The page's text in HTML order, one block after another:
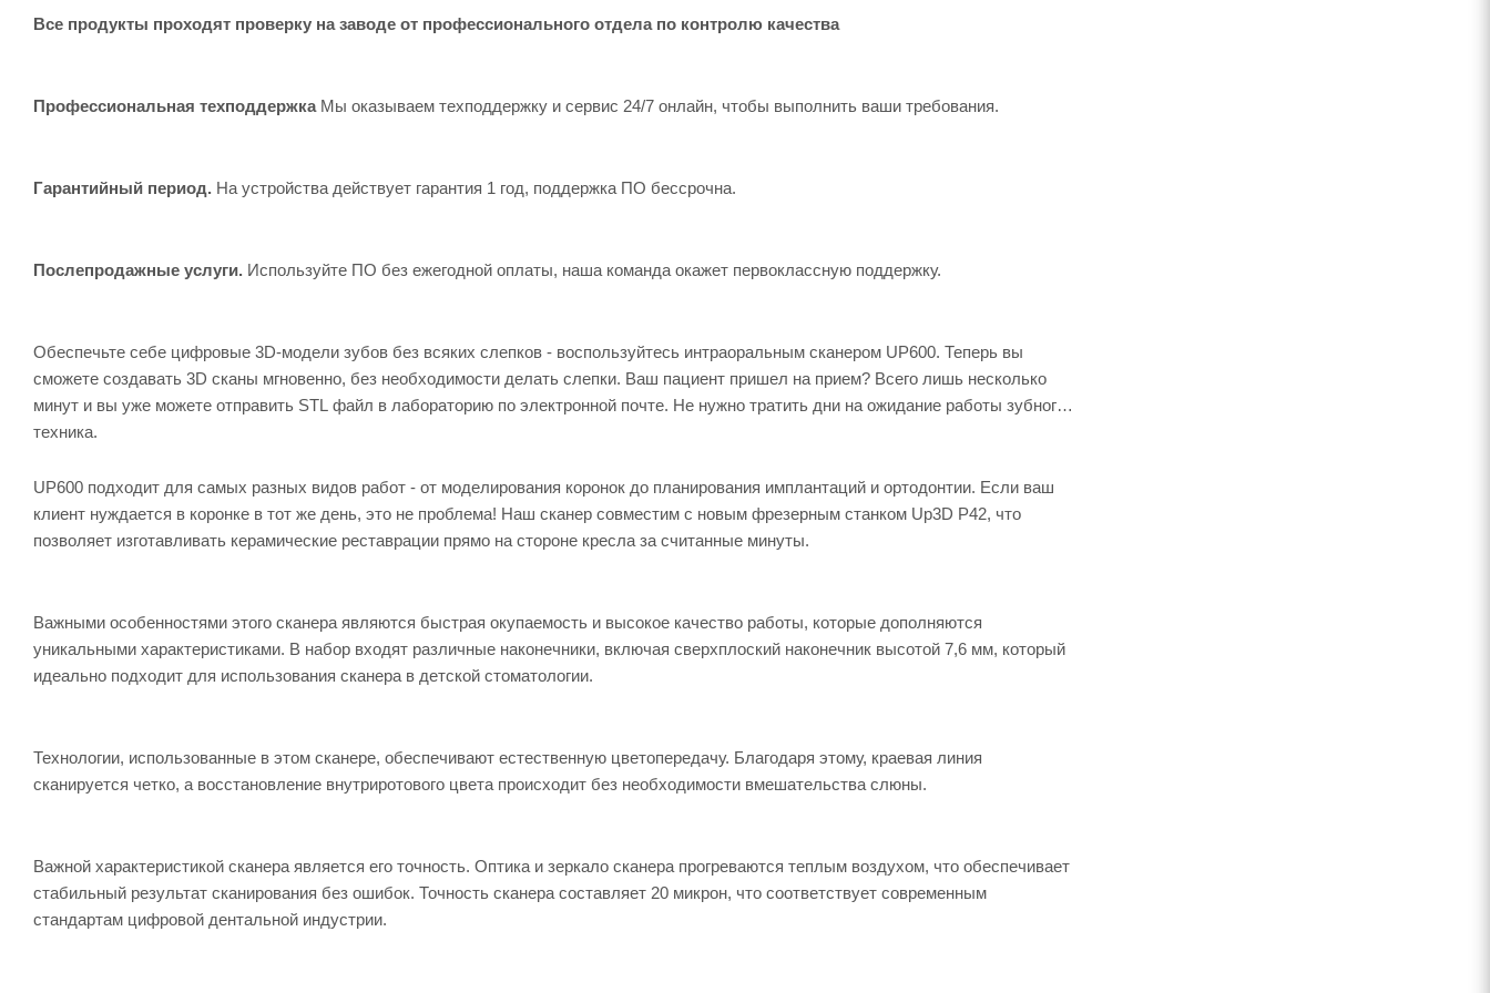
Все продукты проходят проверку на заводе от профессионального отдела по контролю качества
Профессиональная техподдержкаМы оказываем техподдержку и сервис 24/7 онлайн, чтобы выполнить ваши требования.
Гарантийный период. На устройства действует гарантия 1 год, поддержка ПО бессрочна.
Послепродажные услуги. Используйте ПО без ежегодной оплаты, наша команда окажет первоклассную поддержку.
Обеспечьте себе цифровые 3D-модели зубов без всяких слепков - воспользуйтесь интраоральным сканером UP600. Теперь вы
сможете создавать 3D сканы мгновенно, без необходимости делать слепки. Ваш пациент пришел на прием? Всего лишь несколько
минут и вы уже можете отправить STL файл в лабораторию по электронной почте. Не нужно тратить дни на ожидание работы зубного
техника.
UP600 подходит для самых разных видов работ - от моделирования коронок до планирования имплантаций и ортодонтии. Если ваш
клиент нуждается в коронке в тот же день, это не проблема! Наш сканер совместим с новым фрезерным станком Up3D P42, что
позволяет изготавливать керамические реставрации прямо на стороне кресла за считанные минуты.
Важными особенностями этого сканера являются быстрая окупаемость и высокое качество работы, которые дополняются
уникальными характеристиками. В набор входят различные наконечники, включая сверхплоский наконечник высотой 7,6 мм, который
идеально подходит для использования сканера в детской стоматологии.
Технологии, использованные в этом сканере, обеспечивают естественную цветопередачу. Благодаря этому, краевая линия
сканируется четко, а восстановление внутриротового цвета происходит без необходимости вмешательства слюны.
Важной характеристикой сканера является его точность. Оптика и зеркало сканера прогреваются теплым воздухом, что обеспечивает
стабильный результат сканирования без ошибок. Точность сканера составляет 20 микрон, что соответствует современным
стандартам цифровой дентальной индустрии.